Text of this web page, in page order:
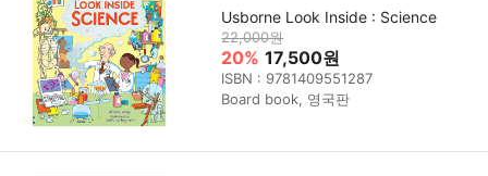
Usborne Look Inside : Science
22,000원
20% 17,500원
ISBN : 9781409551287
Board book, 영국판